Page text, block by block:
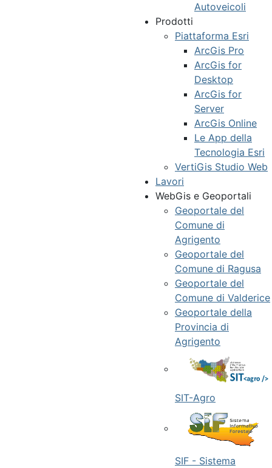
Autoveicoli
Prodotti
Piattaforma Esri
ArcGis Pro
ArcGis for
Desktop
ArcGis for
Server
ArcGis Online
Le App della
Tecnologia Esri
VertiGis Studio Web
Lavori
WebGis e Geoportali
Geoportale del
Comune di
Agrigento
Geoportale del
Comune di Ragusa
Geoportale del
Comune di Valderice
Geoportale della
Provincia di
Agrigento
SIT-Agro
SIF - Sistema